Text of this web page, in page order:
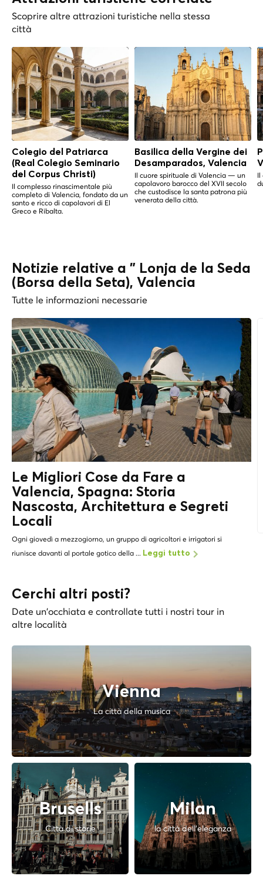
Scoprire altre attrazioni turistiche nella stessa
città
Colegio del Patriarca
(Real Colegio Seminario
del Corpus Christi)
Il complesso rinascimentale più
completo di Valencia, fondato da un
santo e ricco di capolavori di El
Greco e Ribalta.
Basilica della Vergine dei
Desamparados, Valencia
Il cuore spirituale di Valencia — un
capolavoro barocco del XVII secolo
che custodisce la santa patrona più
venerata della città.
Il
Notizie relative a " Lonja de la Seda
(Borsa della Seta), Valencia
Tutte le informazioni necessarie
Le Migliori Cose da Fare a
Valencia, Spagna: Storia
Nascosta, Architettura e Segreti
Locali
Ogni giovedì a mezzogiorno, un gruppo di agricoltori e irrigatori si
riunisce davanti al portale gotico della ... Leggi tutto
Cerchi altri posti?
Date un'occhiata e controllate tutti i nostri tour in
altre località
Vienna
La città della musica
Brusells
Città di storie
Milan
la città dell'eleganza